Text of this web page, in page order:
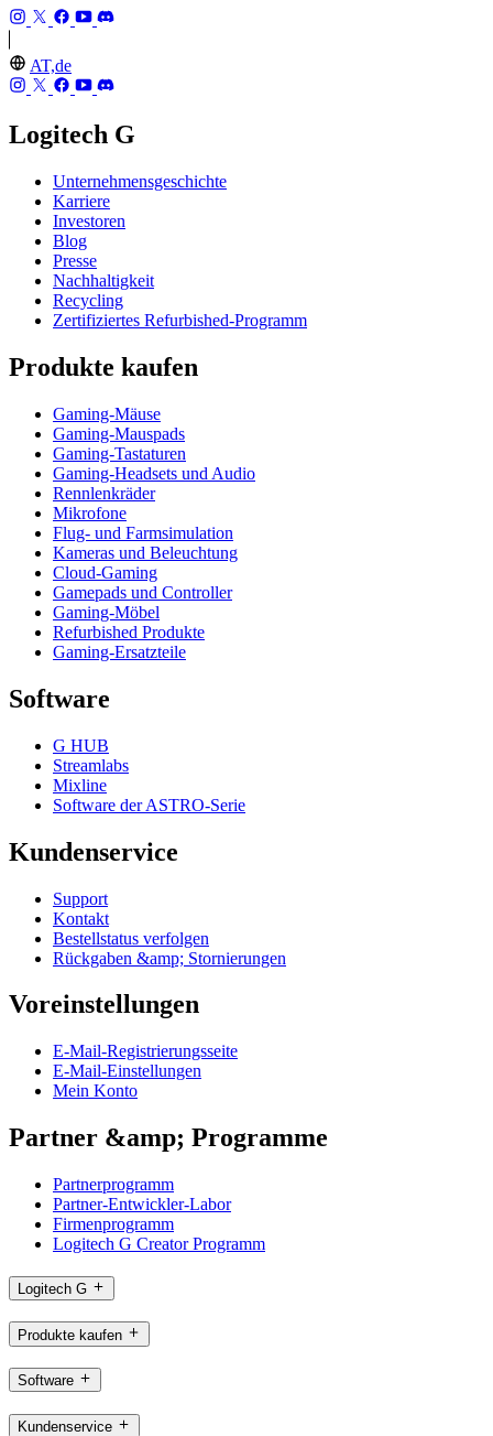
AT,de
Logitech G
Unternehmensgeschichte
Karriere
Investoren
Blog
Presse
Nachhaltigkeit
Recycling
Zertifiziertes Refurbished-Programm
Produkte kaufen
Gaming-Mäuse
Gaming-Mauspads
Gaming-Tastaturen
Gaming-Headsets und Audio
Rennlenkräder
Mikrofone
Flug- und Farmsimulation
Kameras und Beleuchtung
Cloud-Gaming
Gamepads und Controller
Gaming-Möbel
Refurbished Produkte
Gaming-Ersatzteile
Software
G HUB
Streamlabs
Mixline
Software der ASTRO-Serie
Kundenservice
Support
Kontakt
Bestellstatus verfolgen
Rückgaben &amp; Stornierungen
Voreinstellungen
E-Mail-Registrierungsseite
E-Mail-Einstellungen
Mein Konto
Partner &amp; Programme
Partnerprogramm
Partner-Entwickler-Labor
Firmenprogramm
Logitech G Creator Programm
Logitech G
Produkte kaufen
Software
Kundenservice